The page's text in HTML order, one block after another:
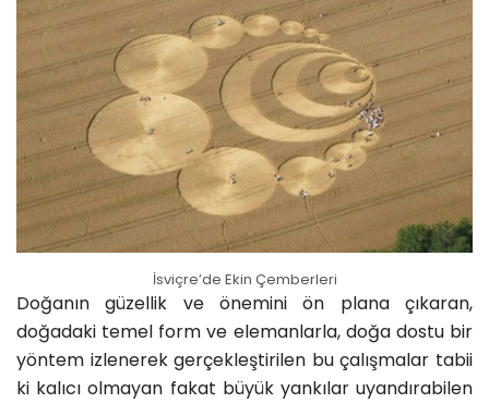
İsviçre’de Ekin Çemberleri
Doğanın güzellik ve önemini ön plana çıkaran,
doğadaki temel form ve elemanlarla, doğa dostu bir
yöntem izlenerek gerçekleştirilen bu çalışmalar tabii
ki kalıcı olmayan fakat büyük yankılar uyandırabilen